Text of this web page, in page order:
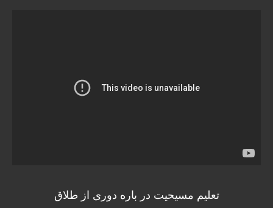
تعلیم مسیحیت در باره دوری از طلاق